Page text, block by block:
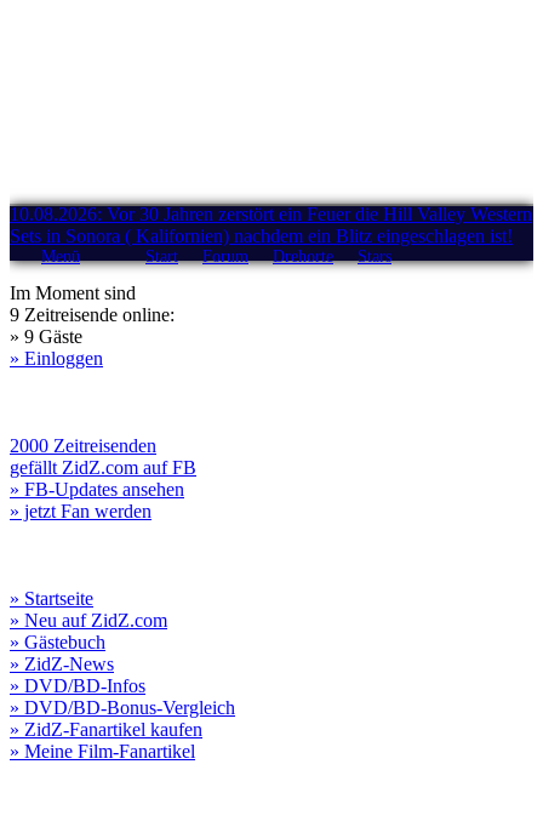
10.08.2026: Vor 30 Jahren zerstört ein Feuer die Hill Valley Western
Sets in Sonora ( Kalifornien) nachdem ein Blitz eingeschlagen ist!
Menü Start Forum Drehorte Stars
Im Moment sind
9 Zeitreisende online:
» 9 Gäste
» Einloggen
2000 Zeitreisenden
gefällt ZidZ.com auf FB
» FB-Updates ansehen
» jetzt Fan werden
» Startseite
» Neu auf ZidZ.com
» Gästebuch
» ZidZ-News
» DVD/BD-Infos
» DVD/BD-Bonus-Vergleich
» ZidZ-Fanartikel kaufen
» Meine Film-Fanartikel